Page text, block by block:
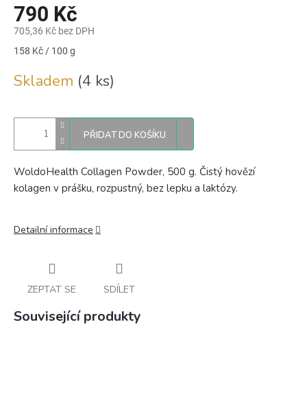
790 Kč
705,36 Kč bez DPH
Měrná
158 Kč / 100 g
Skladem (4 ks)
PŘIDAT DO KOŠÍKU
WoldoHealth Collagen Powder, 500 g. Čistý hovězí
kolagen v prášku, rozpustný, bez lepku a laktózy.
Detailní informace
ZEPTAT SE SDÍLET
Související produkty